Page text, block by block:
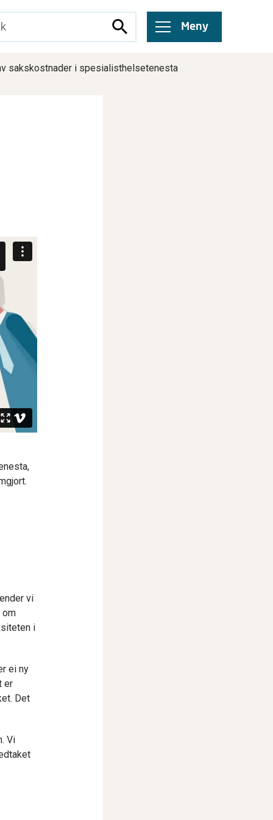
Meny
sakskostnader i spesialisthelsetenesta
vi
om
i
ei ny
er
Det
Vi